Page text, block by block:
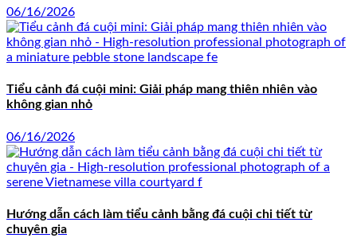
06/16/2026
Tiểu cảnh đá cuội mini: Giải pháp mang thiên nhiên vào
không gian nhỏ
06/16/2026
Hướng dẫn cách làm tiểu cảnh bằng đá cuội chi tiết từ
chuyên gia